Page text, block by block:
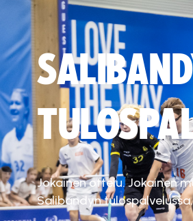
Jokainen ottelu. Jokainen
Salibandyn tulospalvelussa.